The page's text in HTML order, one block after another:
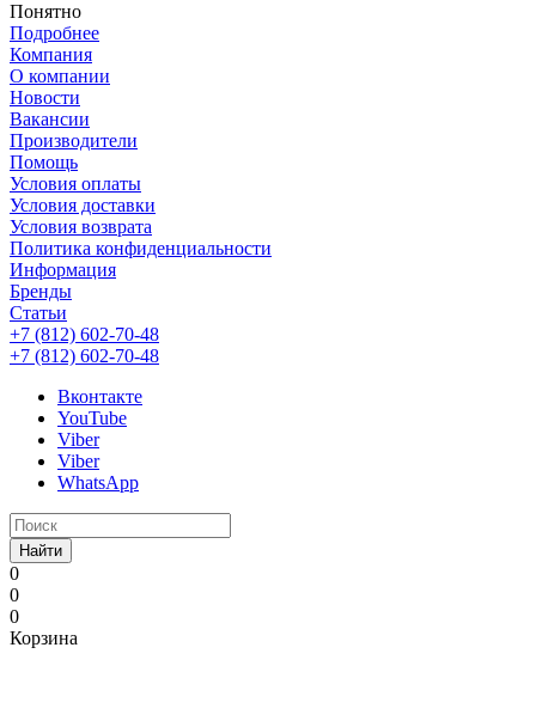
Понятно
Подробнее
Компания
О компании
Новости
Вакансии
Производители
Помощь
Условия оплаты
Условия доставки
Условия возврата
Политика конфиденциальности
Информация
Бренды
Статьи
+7 (812) 602-70-48
+7 (812) 602-70-48
Вконтакте
YouTube
Viber
Viber
WhatsApp
Найти
0
0
0
Корзина